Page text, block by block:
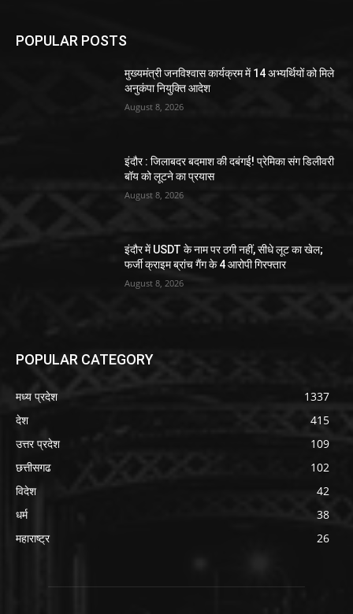
POPULAR POSTS
मुख्यमंत्री जनविश्वास कार्यक्रम में 14 अभ्यर्थियों को मिले
अनुकंपा नियुक्ति आदेश
August 8, 2026
इंदौर : जिलाबदर बदमाश की दबंगई! प्रेमिका संग डिलीवरी
बॉय को लूटने का प्रयास
August 8, 2026
इंदौर में USDT के नाम पर ठगी नहीं, सीधे लूट का खेल;
फर्जी क्राइम ब्रांच गैंग के 4 आरोपी गिरफ्तार
August 8, 2026
POPULAR CATEGORY
मध्य प्रदेश
1337
देश
415
उत्तर प्रदेश
109
छत्तीसगढ
102
विदेश
42
धर्म
38
महाराष्ट्र
26